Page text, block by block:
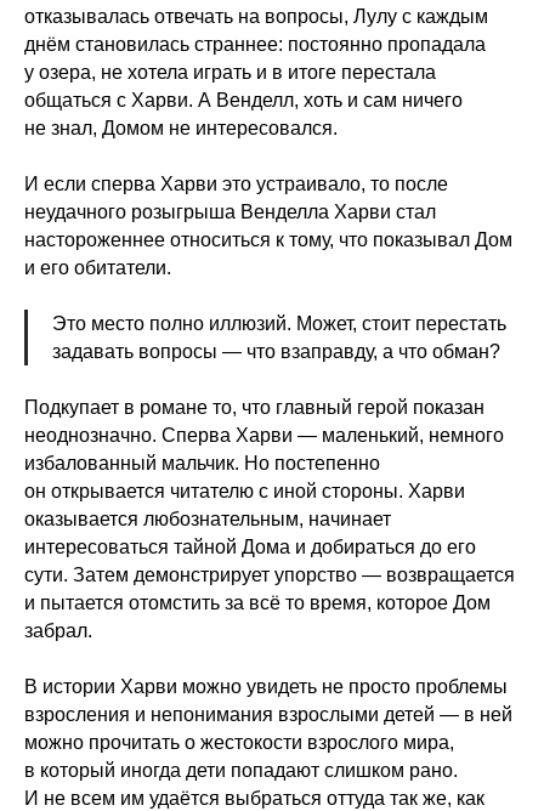
отказывалась отвечать на вопросы, Лулу с каждым
днём становилась страннее: постоянно пропадала
у озера, не хотела играть и в итоге перестала
общаться с Харви. А Венделл, хоть и сам ничего
не знал, Домом не интересовался.
И если сперва Харви это устраивало, то после
неудачного розыгрыша Венделла Харви стал
настороженнее относиться к тому, что показывал Дом
и его обитатели.
Это место полно иллюзий. Может, стоит перестать
задавать вопросы — что взаправду, а что обман?
Подкупает в романе то, что главный герой показан
неоднозначно. Сперва Харви — маленький, немного
избалованный мальчик. Но постепенно
он открывается читателю с иной стороны. Харви
оказывается любознательным, начинает
интересоваться тайной Дома и добираться до его
сути. Затем демонстрирует упорство — возвращается
и пытается отомстить за всё то время, которое Дом
забрал.
В истории Харви можно увидеть не просто проблемы
взросления и непонимания взрослыми детей — в ней
можно прочитать о жестокости взрослого мира,
в который иногда дети попадают слишком рано.
И не всем им удаётся выбраться оттуда так же, как